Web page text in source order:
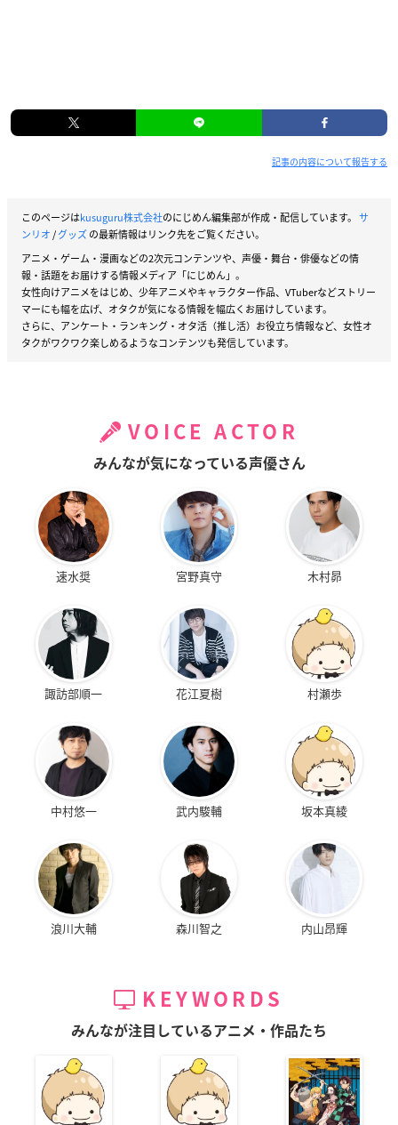
記事の内容について報告する
このページはkusuguru株式会社のにじめん編集部が作成・配信しています。 サ
ンリオ/グッズの最新情報はリンク先をご覧ください。
アニメ・ゲーム・漫画などの2次元コンテンツや、声優・舞台・俳優などの情
報・話題をお届けする情報メディア「にじめん」。
女性向けアニメをはじめ、少年アニメやキャラクター作品、VTuberなどストリー
マーにも幅を広げ、オタクが気になる情報を幅広くお届けしています。
さらに、アンケート・ランキング・オタ活（推し活）お役立ち情報など、女性オ
タクがワクワク楽しめるようなコンテンツも発信しています。
VOICE ACTOR
みんなが気になっている声優さん
速水奨 宮野真守 木村昴
諏訪部順一 花江夏樹 村瀬歩
中村悠一 武内駿輔 坂本真綾
浪川大輔 森川智之 内山昂輝
KEYWORDS
みんなが注目しているアニメ・作品たち